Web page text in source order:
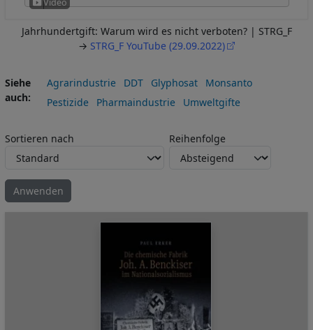
Jahrhundertgift: Warum wird es nicht verboten? | STRG_F
→ STRG_F YouTube (29.09.2022)
Siehe
auch
Agrarindustrie DDT Glyphosat
Monsanto
Pestizide
Pharmaindustrie Umweltgifte
Sortieren nach Reihenfolge